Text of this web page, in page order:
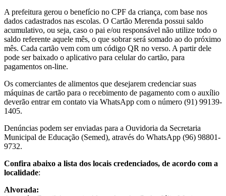
A prefeitura gerou o benefício no CPF da criança, com base nos
dados cadastrados nas escolas. O Cartão Merenda possui saldo
acumulativo, ou seja, caso o pai e/ou responsável não utilize todo o
saldo referente aquele mês, o que sobrar será somado ao do próximo
mês. Cada cartão vem com um código QR no verso. A partir dele
pode ser baixado o aplicativo para celular do cartão, para
pagamentos on-line.
Os comerciantes de alimentos que desejarem credenciar suas
máquinas de cartão para o recebimento de pagamento com o auxílio
deverão entrar em contato via WhatsApp com o número (91) 99139-
1405.
Denúncias podem ser enviadas para a Ouvidoria da Secretaria
Municipal de Educação (Semed), através do WhatsApp (96) 98801-
9732.
Confira abaixo a lista dos locais credenciados, de acordo com a
localidade:
Alvorada: